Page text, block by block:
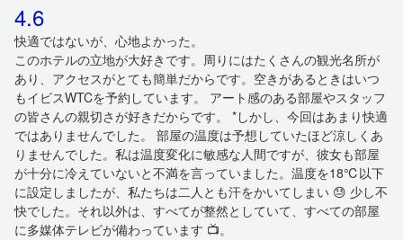
4.6
快適ではないが、心地よかった。
このホテルの立地が大好きです。周りにはたくさんの観光名所が
あり、アクセスがとても簡単だからです。空きがあるときはいつ
もイビスWTCを予約しています。 アート感のある部屋やスタッフ
の皆さんの親切さが好きだからです。 *しかし、今回はあまり快適
ではありませんでした。 部屋の温度は予想していたほど涼しくあ
りませんでした。私は温度変化に敏感な人間ですが、彼女も部屋
が十分に冷えていないと不満を言っていました。温度を18℃以下
に設定しましたが、私たちは二人とも汗をかいてしまい 😓 少し不
快でした。それ以外は、すべてが整然としていて、すべての部屋
に多媒体テレビが備わっています 📺。